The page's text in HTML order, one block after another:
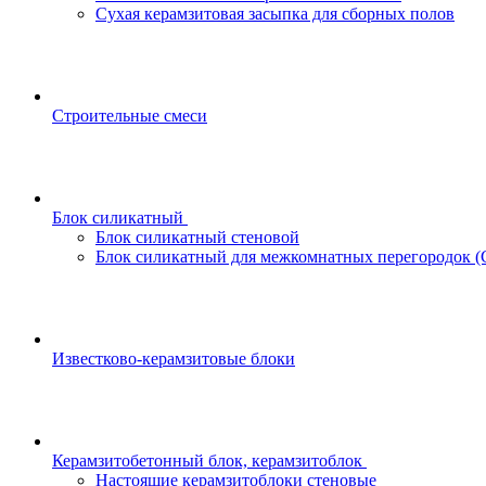
Сухая керамзитовая засыпка для сборных полов
Строительные смеси
Блок силикатный
Блок силикатный стеновой
Блок силикатный для межкомнатных перегородок
Известково-керамзитовые блоки
Керамзитобетонный блок, керамзитоблок
Настоящие керамзитоблоки стеновые